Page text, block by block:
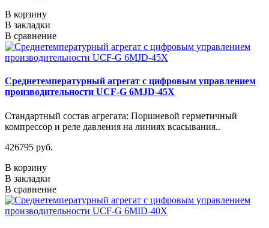
В корзину
В закладки
В сравнение
Среднетемпературный агрегат с цифровым управлением
производительности UCF-G 6MJD-45X
Стандартный состав агрегата: Поршневой герметичный
компрессор и реле давления на линиях всасывания..
426795 руб.
В корзину
В закладки
В сравнение